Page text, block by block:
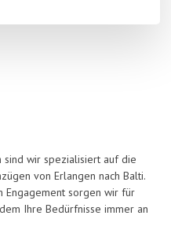
sind wir spezialisiert auf die
von Erlangen nach Balti.
Engagement sorgen wir für
Ihre Bedürfnisse immer an